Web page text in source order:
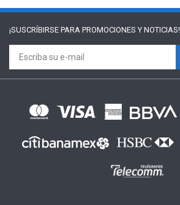
¡SUSCRÍBIRSE PARA PROMOCIONES Y NOTICIAS!